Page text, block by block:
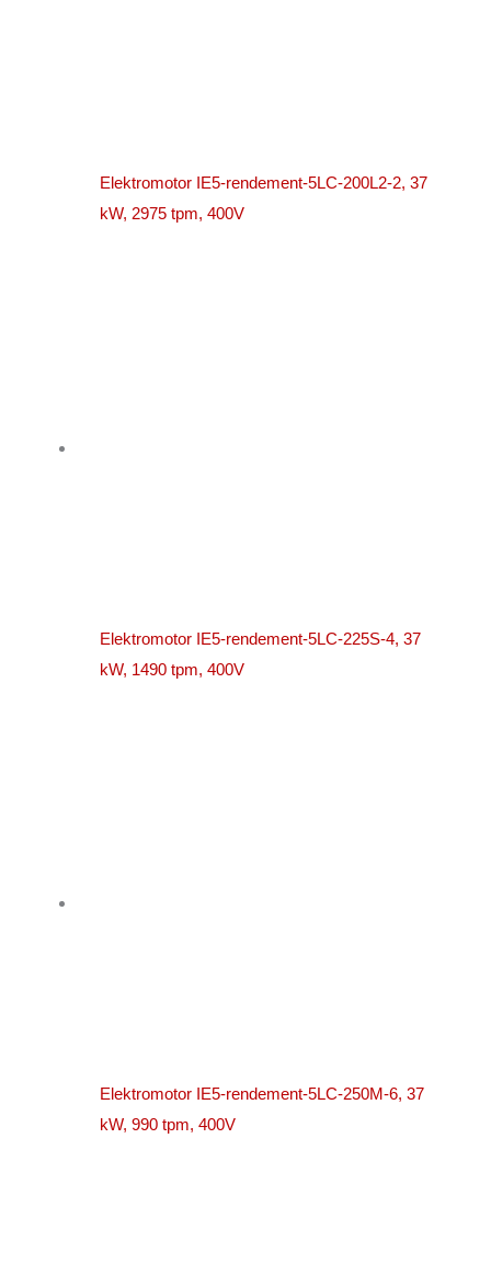
Elektromotor IE5-rendement-5LC-200L2-2, 37
kW, 2975 tpm, 400V
Elektromotor IE5-rendement-5LC-225S-4, 37
kW, 1490 tpm, 400V
Elektromotor IE5-rendement-5LC-250M-6, 37
kW, 990 tpm, 400V